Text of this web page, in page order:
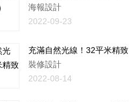
海報設計
2022-09-23
充滿自然光線！32平米精致
裝修設計
2022-08-14